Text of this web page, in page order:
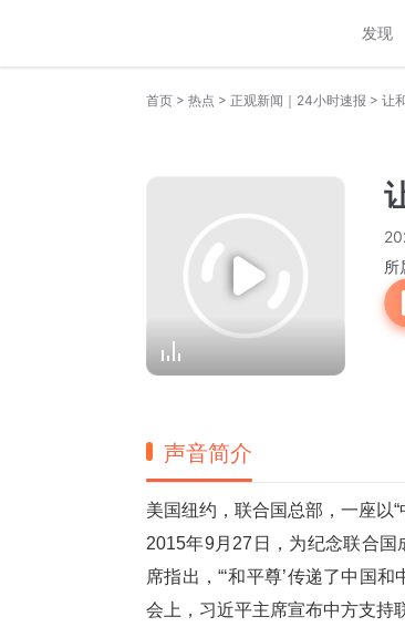
发现
首页 > 热点 > 正观新闻｜24小时速报 > 让
所
声音简介
美国纽约，联合国总部，一座以“
2015年9月27日，为纪念联合
席指出，“‘和平尊’传递了中国
会上，习近平主席宣布中方支持